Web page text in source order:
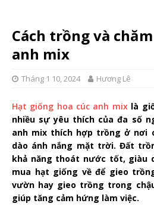
Cách trồng và
anh mix
Tháng 1 10, 2024 Hương Lê
Hạt giống hoa cúc anh mixlà
nhiều sự yêu thích của đa số
anh mix thích hợp trồng ở nơi
dào ánh nắng mặt trời. Đất
khả năng thoát nước tốt, giàu
mua hạt giống về để gieo
vườn hay gieo trồng trong
giúp tăng cảm hứng làm việc.